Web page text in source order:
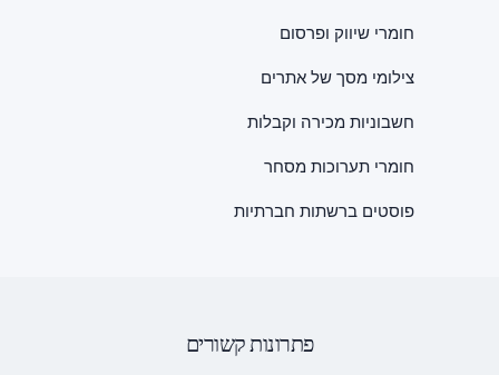
חומרי שיווק ופרסום
צילומי מסך של אתרים
חשבוניות מכירה וקבלות
חומרי תערוכות מסחר
פוסטים ברשתות חברתיות
פתרונות קשורים